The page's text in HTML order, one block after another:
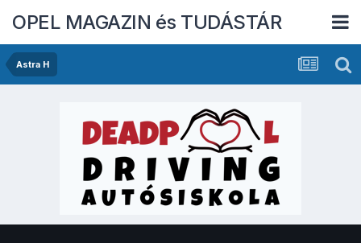
OPEL MAGAZIN és TUDÁSTÁR
Astra H